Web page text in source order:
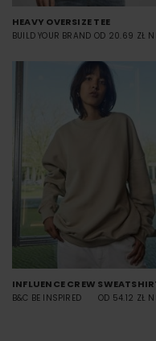
HEAVY OVERSIZE TEE
BUILD YOUR BRAND OD 20.69 ZŁ
INFLUENCE CREW
B&C BE INSPIRED OD 54.12 ZŁ